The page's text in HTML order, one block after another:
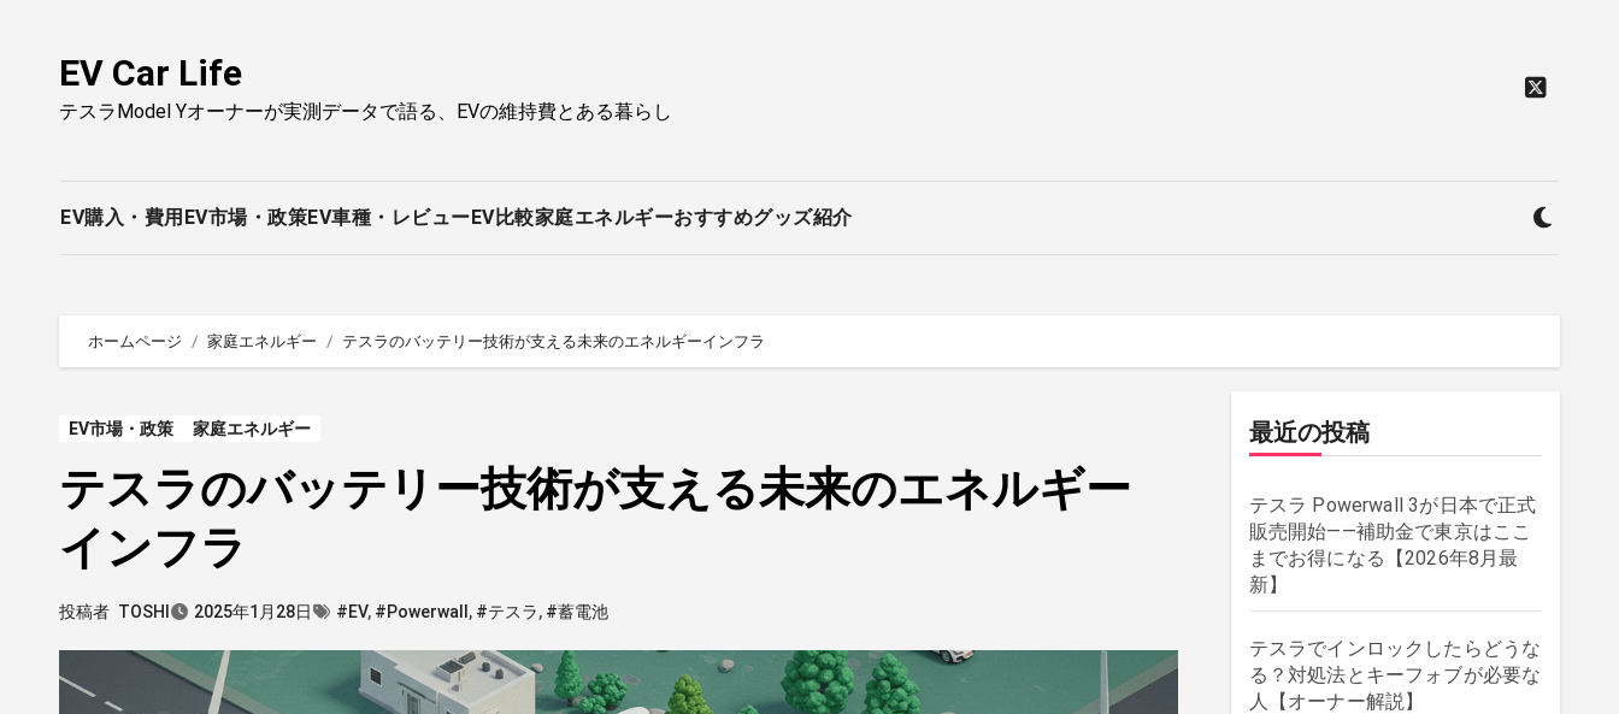
EV Car Life
テスラModel Yオーナーが実測データで語る、EVの維持費とある暮らし
EV購入・費用 EV市場・政策EV車種・レビューEV比較家庭エネルギーおすすめグッズ紹介
ホームページ 家庭エネルギー テスラのバッテリー技術が支える未来のエネルギーインフラ
EV市場・政策 家庭エネルギー
テスラのバッテリー技術が支える未来のエネルギー
インフラ
投稿者 TOSHI 2025年1月28日 #EV, #Powerwall , #テスラ, #蓄電池
最近の投稿
テスラ Powerwall 3が日本で正式
販売開始——補助金で東京はここ
までお得になる【2026年8月最
新】
テスラでインロックしたらどうな
る？対処法とキーフォブが必要な
人【オーナー解説】